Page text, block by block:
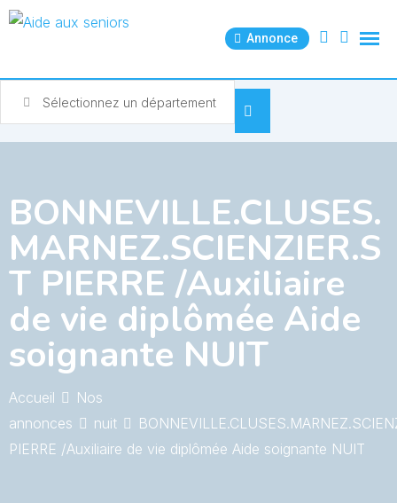
Skip
Annonce
Sélectionnez un département
BONNEVILLE.CLUSES.
MARNEZ.SCIENZIER.S
T PIERRE /Auxiliaire
de vie diplômée Aide
soignante NUIT
Accueil
Nos
annonces
nuit
PIERRE /Auxiliaire de vie diplômée Aide soignante NUIT